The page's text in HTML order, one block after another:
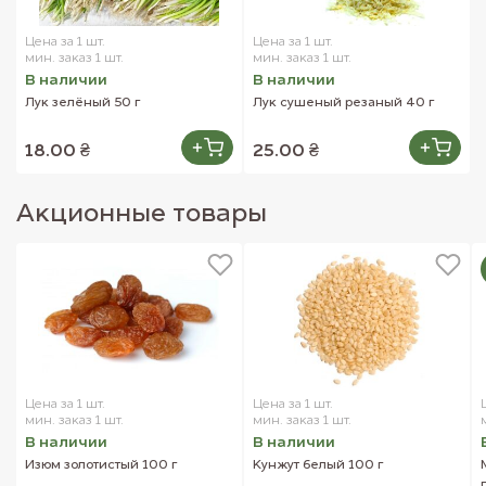
Витамин С--------------------35,00мг
Внешний вид товара может отличаться от изображений,
представленных на сайте.
Цена за 1 шт.
мин. заказ 1 шт.
В наличии
Лук зелёный 50 г
18.00 ₴
Цена за 1 шт.
мин. заказ 1 шт.
В наличии
Лук сушеный резаный 40 г
25.00 ₴
Акционные товары
Цена за 1 шт.
мин. заказ 1 шт.
В наличии
Изюм золотистый 100 г
Цена за 1 шт.
мин. заказ 1 шт.
В наличии
Кунжут белый 100 г